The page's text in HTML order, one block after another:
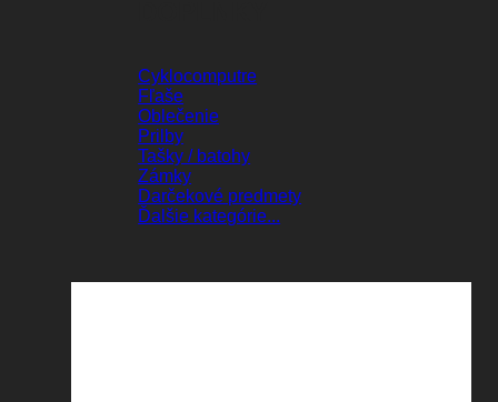
Cyklocomputre
Fľaše
Oblečenie
Prilby
Tašky / batohy
Zámky
Darčekové predmety
Ďalšie kategórie...